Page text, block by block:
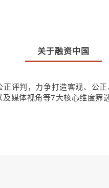
关于融资中国
评判，力争打造客观、公
媒体视角等7大核心维度筛